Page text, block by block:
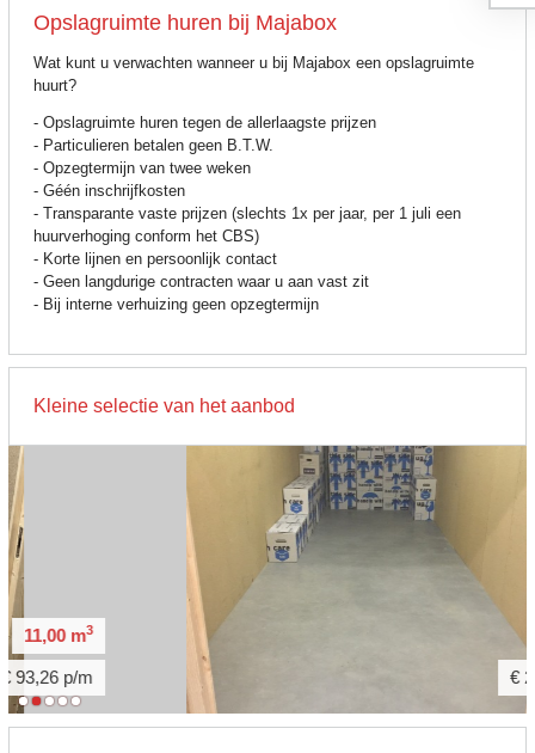
Opslagruimte huren bij Majabox
Wat kunt u verwachten wanneer u bij Majabox een opslagruimte
huurt?
- Opslagruimte huren tegen de allerlaagste prijzen
- Particulieren betalen geen B.T.W.
- Opzegtermijn van twee weken
- Géén inschrijfkosten
- Transparante vaste prijzen (slechts 1x per jaar, per 1 juli een
huurverhoging conform het CBS)
- Korte lijnen en persoonlijk contact
- Geen langdurige contracten waar u aan vast zit
- Bij interne verhuizing geen opzegtermijn
Kleine selectie van het aanbod
3
€ 236,50 p/m